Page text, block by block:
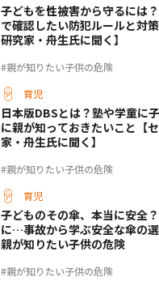
#親が知りたい子供の危険
子どもを性被害から守るには
で確認したい防犯ルールと対
研究家・舟生氏に聞く】
育児
#親が知りたい子供の危険
日本版DBSとは？塾や学童に
に親が知っておきたいこと【
家・舟生氏に聞く】
育児
#親が知りたい子供の危険
子どものその傘、本当に安全
に…事故から学ぶ安全な傘の
親が知りたい子供の危険